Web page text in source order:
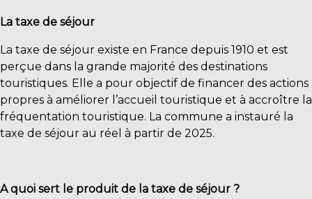
La taxe de séjour
La taxe de séjour existe en France depuis 1910 et est
perçue dans la grande majorité des destinations
touristiques. Elle a pour objectif de financer des actions
propres à améliorer l’accueil touristique et à accroître la
fréquentation touristique. La commune a instauré la
taxe de séjour au réel à partir de 2025.
A quoi sert le produit de la taxe de séjour ?